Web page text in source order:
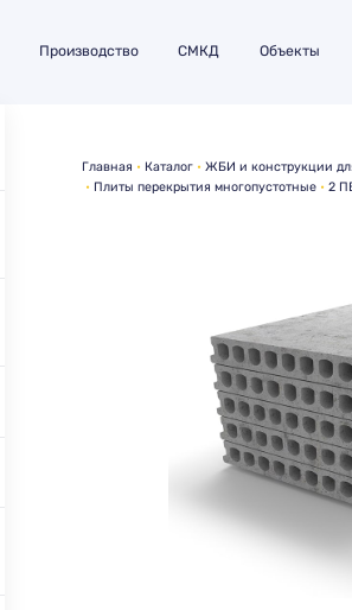
Производство СМКД Объекты
Главная Каталог ЖБИ и конструкции
Плиты перекрытия многопустотные
2